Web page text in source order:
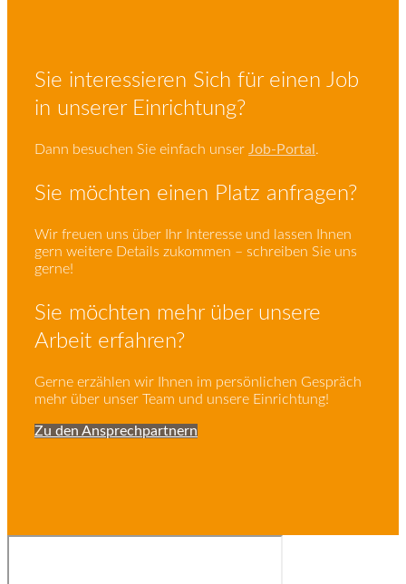
Sie interessieren Sich für einen Job
in unserer Einrichtung?
Dann besuchen Sie einfach unser Job-Portal .
Sie möchten einen Platz anfragen?
Wir freuen uns über Ihr Interesse und lassen Ihnen
gern weitere Details zukommen – schreiben Sie uns
gerne!
Sie möchten mehr über unsere
Arbeit erfahren?
Gerne erzählen wir Ihnen im persönlichen Gespräch
mehr über unser Team und unsere Einrichtung!
Zu den Ansprechpartnern